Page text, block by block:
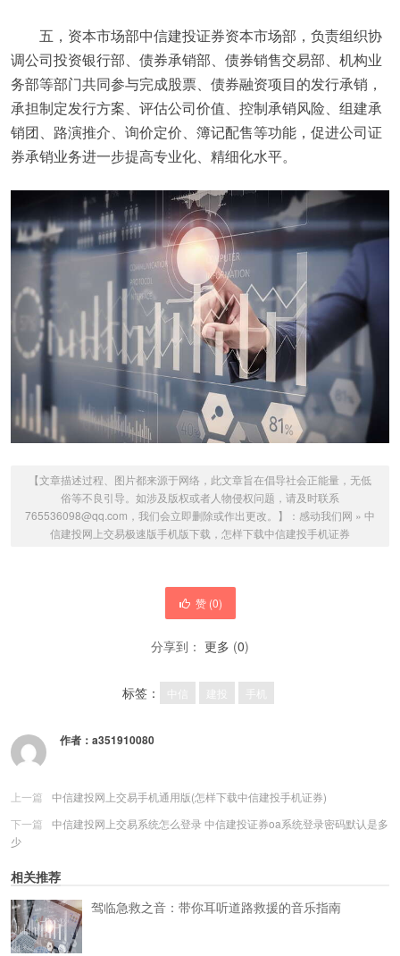
五，资本市场部中信建投证券资本市场部，负责组织协
调公司投资银行部、债券承销部、债券销售交易部、机构业
务部等部门共同参与完成股票、债券融资项目的发行承销，
承担制定发行方案、评估公司价值、控制承销风险、组建承
销团、路演推介、询价定价、簿记配售等功能，促进公司证
券承销业务进一步提高专业化、精细化水平。
【文章描述过程、图片都来源于网络，此文章旨在倡导社会正能量，无低
俗等不良引导。如涉及版权或者人物侵权问题，请及时联系
765536098@qq.com，我们会立即删除或作出更改。】： 感动我们网 » 中
信建投网上交易极速版手机版下载，怎样下载中信建投手机证券
赞 (0)
分享到： 更多 (0)
标签： 中信 手机
作者： a351910080
上一篇
中信建投网上交易手机通用版(怎样下载中信建投手机证券)
下一篇
中信建投网上交易系统怎么登录 中信建投证券oa系统登录密码默认是多
少
相关推荐
驾临急救之音：带你耳听道路救援的音乐指南